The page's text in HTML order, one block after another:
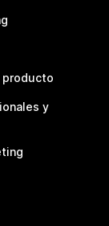
producto
y